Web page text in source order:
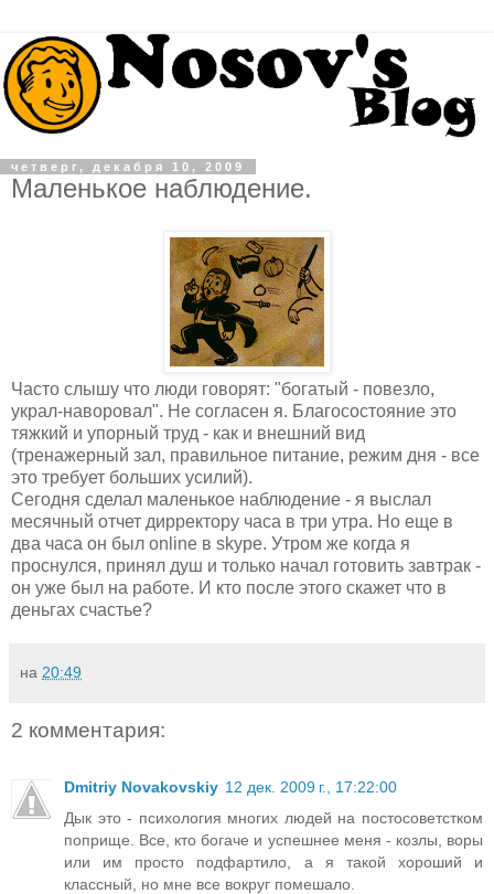
четверг, декабря 10, 2009
Маленькое наблюдение.
Часто слышу что люди говорят: "богатый - повезло,
украл-наворовал". Не согласен я. Благосостояние это
тяжкий и упорный труд - как и внешний вид
(тренажерный зал, правильное питание, режим дня - все
это требует больших усилий).
Сегодня сделал маленькое наблюдение - я выслал
месячный отчет дирректору часа в три утра. Но еще в
два часа он был online в skype. Утром же когда я
проснулся, принял душ и только начал готовить завтрак -
он уже был на работе. И кто после этого скажет что в
деньгах счастье?
на 20:49
2 комментария:
Dmitriy Novakovskiy 12 дек. 2009 г., 17:22:00
Дык это - психология многих людей на постосоветстком
поприще. Все, кто богаче и успешнее меня - козлы, воры
или им просто подфартило, а я такой хороший и
классный, но мне все вокруг помешало.